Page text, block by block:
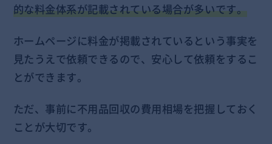
的な料金体系が記載されている場合が多いです。
ホームページに料金が掲載されているという事実を
見たうえで依頼できるので、安心して依頼をするこ
とができます。
ただ、事前に不用品回収の費用相場を把握しておく
ことが大切です。